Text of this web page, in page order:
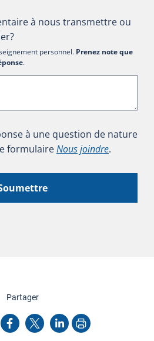
à nous transmettre ou
personnel. Prenez note que
.
à une question de nature
formulaireNous joindre.
Partagercette page
l'adresse
Facebook
X LinkedInImprimer